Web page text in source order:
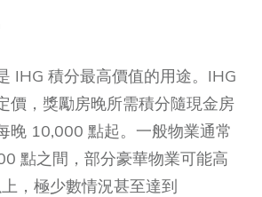
IHG 積分最高價值的用途。IHG
價，獎勵房晚所需積分隨現金房
晚 10,000 點起。一般物業通常
點之間，部分豪華物業可能高
，極少數情況甚至達到